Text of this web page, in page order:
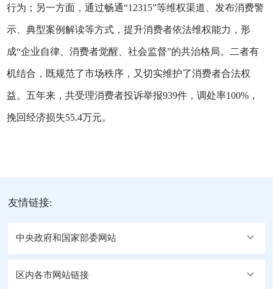
行为；另一方面，通过畅通“12315”等维权渠道、发布消费警
示、典型案例解读等方式，提升消费者依法维权能力，形
成“企业自律、消费者觉醒、社会监督”的共治格局。二者有
机结合，既规范了市场秩序，又切实维护了消费者合法权
益。五年来，共受理消费者投诉举报939件，调处率100%，
挽回经济损失55.4万元。
友情链接:
中央政府和国家部委网站
区内各市网站链接